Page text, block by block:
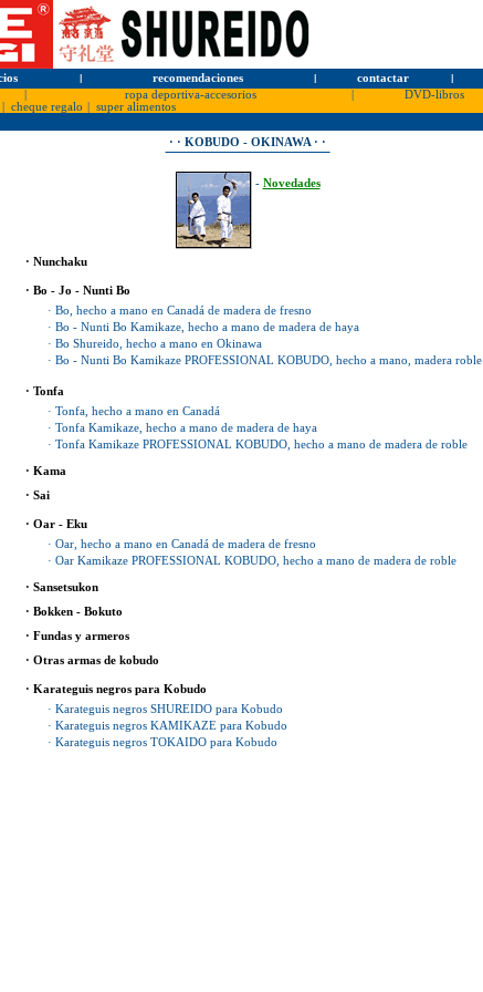
l recomendaciones l contactar l
ropa deportiva-accesorios DVD-libros
cheque regalo
super alimentos
· · KOBUDO - OKINAWA · ·
- Novedades
· Nunchaku
· Bo - Jo - Nunti Bo
· Bo, hecho a mano en Canadá de madera de fresno
· Bo - Nunti Bo Kamikaze, hecho a mano de madera de haya
· Bo Shureido, hecho a mano en Okinawa
· Bo - Nunti Bo Kamikaze PROFESSIONAL KOBUDO, hecho a mano, madera roble
· Tonfa
· Tonfa, hecho a mano en Canadá
· Tonfa Kamikaze, hecho a mano de madera de haya
· Tonfa Kamikaze PROFESSIONAL KOBUDO, hecho a mano de madera de roble
· Kama
· Sai
· Oar - Eku
· Oar, hecho a mano en Canadá de madera de fresno
· Oar Kamikaze PROFESSIONAL KOBUDO, hecho a mano de madera de roble
· Sansetsukon
· Bokken - Bokuto
· Fundas y armeros
· Otras armas de kobudo
· Karateguis negros para Kobudo
· Karateguis negros SHUREIDO para Kobudo
· Karateguis negros KAMIKAZE para Kobudo
· Karateguis negros TOKAIDO para Kobudo